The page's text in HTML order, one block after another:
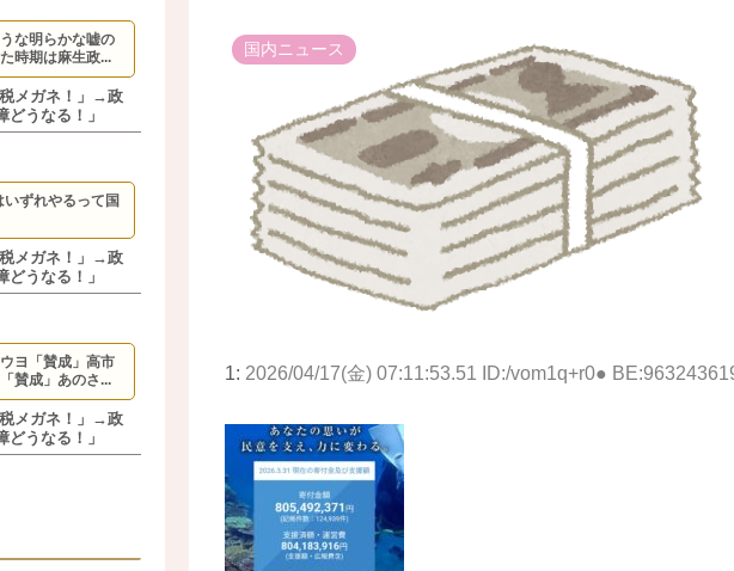
国内ニュース
1: 2026/04/17(金) 07:11:53.51 ID:/vom1q+r0●
な明らかな嘘の
時期は麻生政...
メガネ！」→政
うなる！」
ずれやるって国
メガネ！」→政
うなる！」
ヨ「賛成」高市
賛成」あのさ...
メガネ！」→政
うなる！」